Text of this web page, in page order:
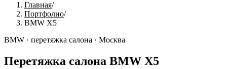
Главная/
Портфолио/
BMW X5
BMW · перетяжка салона · Москва
Перетяжка салона BMW X5